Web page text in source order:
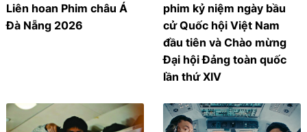
Liên hoan Phim châu Á
Đà Nẵng 2026
phim kỷ niệm ngày bầu
cử Quốc hội Việt Nam
đầu tiên và Chào mừng
Đại hội Đảng toàn quốc
lần thứ XIV